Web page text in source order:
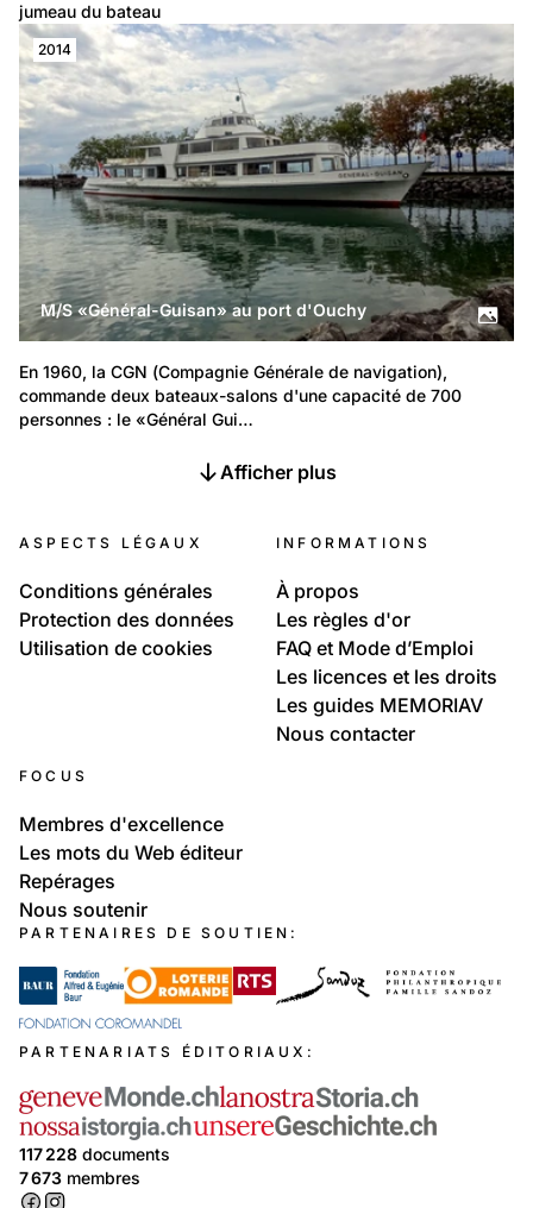
jumeau du bateau
2014
M/S «Général-Guisan» au port d'Ouchy
En 1960, la CGN (Compagnie Générale de navigation),
commande deux bateaux-salons d'une capacité de 700
personnes : le «Général Gui…
Afficher plus
ASPECTS LÉGAUX
Conditions générales
Protection des données
Utilisation de cookies
INFORMATIONS
À propos
Les règles d'or
FAQ et Mode d’Emploi
Les licences et les droits
Les guides MEMORIAV
Nous contacter
FOCUS
Membres d'excellence
Les mots du Web éditeur
Repérages
Nous soutenir
PARTENAIRES DE SOUTIEN:
PARTENARIATS ÉDITORIAUX:
117 228 documents
7 673 membres